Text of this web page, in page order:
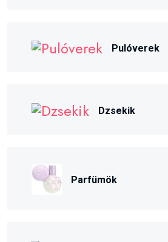
Pulóverek
Dzsekik
Parfümök